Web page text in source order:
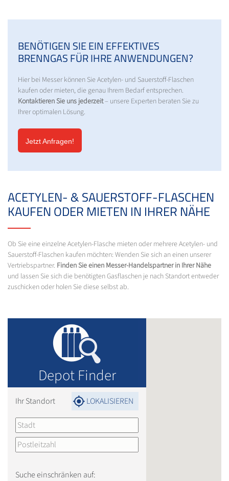
BENÖTIGEN SIE EIN EFFEKTIVES
BRENNGAS FÜR IHRE ANWENDUNGEN?
Hier bei Messer können Sie Acetylen- und Sauerstoff-Flaschen
kaufen oder mieten, die genau Ihrem Bedarf entsprechen.
Kontaktieren Sie uns jederzeit– unsere Experten beraten Sie zu
Ihrer optimalen Lösung.
Jetzt Anfragen!
ACETYLEN- & SAUERSTOFF-FLASCHEN
KAUFEN ODER MIETEN IN IHRER NÄHE
Ob Sie eine einzelne Acetylen-Flasche mieten oder mehrere Acetylen- und
Sauerstoff-Flaschen kaufen möchten: Wenden Sie sich an einen unserer
Vertriebspartner. Finden Sie einen Messer-Handelspartner in Ihrer Nähe
und lassen Sie sich die benötigten Gasflaschen je nach Standort entweder
zuschicken oder holen Sie diese selbst ab.
Depot Finder
Ihr Standort LOKALISIEREN
Suche einschränken auf: